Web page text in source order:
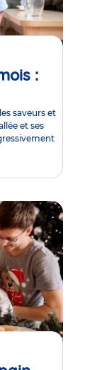
:
saveurs et
et ses